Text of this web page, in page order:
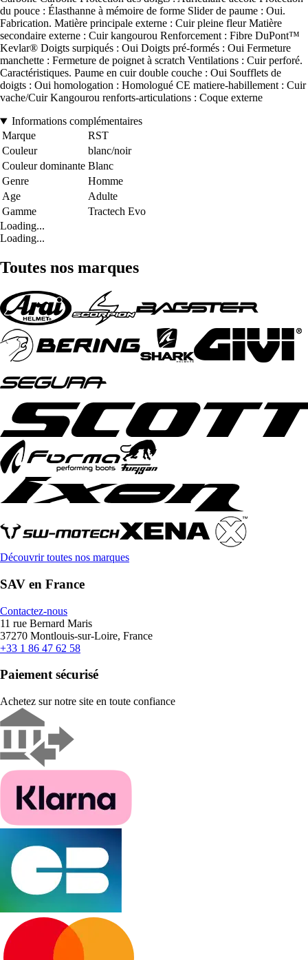
du pouce : Élasthanne à mémoire de forme Slider de paume : Oui.
Fabrication. Matière principale externe : Cuir pleine fleur Matière
secondaire externe : Cuir kangourou Renforcement : Fibre DuPont™
Kevlar® Doigts surpiqués : Oui Doigts pré-formés : Oui Fermeture
manchette : Fermeture de poignet à scratch Ventilations : Cuir perforé.
Caractéristiques. Paume en cuir double couche : Oui Soufflets de
doigts : Oui homologation : Homologué CE matiere-habillement : Cuir
vache/Cuir Kangourou renforts-articulations : Coque externe
Informations complémentaires
Marque
RST
Couleur
blanc/noir
Couleur dominante Blanc
Genre
Homme
Age
Adulte
Gamme
Tractech Evo
Loading...
Loading...
Toutes nos marques
Découvrir toutes nos marques
SAV en France
Contactez-nous
11 rue Bernard Maris
37270 Montlouis-sur-Loire, France
+33 1 86 47 62 58
Paiement sécurisé
Achetez sur notre site en toute confiance